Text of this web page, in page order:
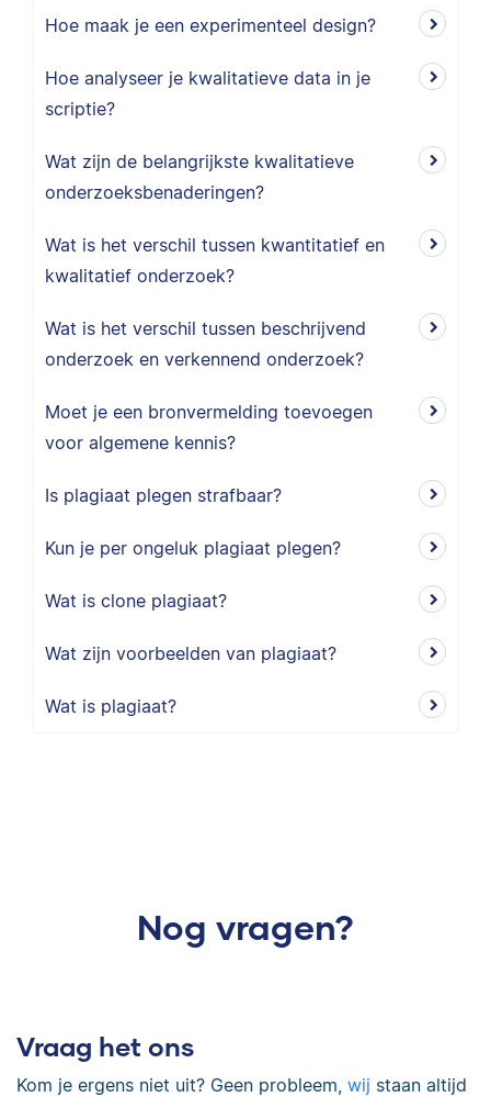
Hoe maak je een experimenteel design?
Hoe analyseer je kwalitatieve data in je
scriptie?
Wat zijn de belangrijkste kwalitatieve
onderzoeksbenaderingen?
Wat is het verschil tussen kwantitatief en
kwalitatief onderzoek?
Wat is het verschil tussen beschrijvend
onderzoek en verkennend onderzoek?
Moet je een bronvermelding toevoegen
voor algemene kennis?
Is plagiaat plegen strafbaar?
Kun je per ongeluk plagiaat plegen?
Wat is clone plagiaat?
Wat zijn voorbeelden van plagiaat?
Wat is plagiaat?
Nog vragen?
Vraag het ons
Kom je ergens niet uit? Geen probleem, wij staan altijd